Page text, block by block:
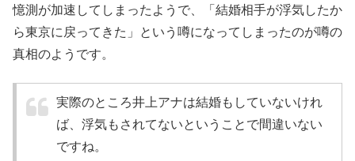
憶測が加速してしまったようで、
「結婚相手が浮気したか
ら東京に戻ってきた」という噂になってしまったのが噂の
真相のようです。
実際のところ井上アナは結婚もしていないけれ
ば、浮気もされてないということで間違いない
ですね。